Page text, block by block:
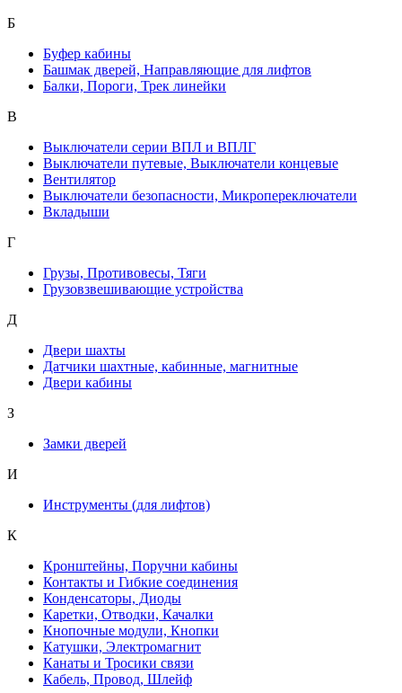
Б
Буфер кабины
Башмак дверей, Направляющие для лифтов
Балки, Пороги, Трек линейки
В
Выключатели серии ВПЛ и ВПЛГ
Выключатели путевые, Выключатели концевые
Вентилятор
Выключатели безопасности, Микропереключатели
Вкладыши
Г
Грузы, Противовесы, Тяги
Грузовзвешивающие устройства
Д
Двери шахты
Датчики шахтные, кабинные, магнитные
Двери кабины
З
Замки дверей
И
Инструменты (для лифтов)
К
Кронштейны, Поручни кабины
Контакты и Гибкие соединения
Конденсаторы, Диоды
Каретки, Отводки, Качалки
Кнопочные модули, Кнопки
Катушки, Электромагнит
Канаты и Тросики связи
Кабель, Провод, Шлейф